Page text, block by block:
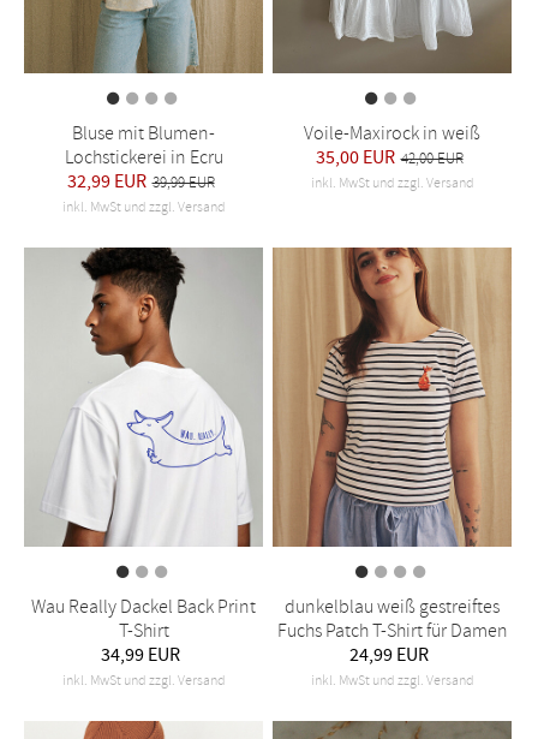
Bluse mit Blumen-
Lochstickerei in Ecru
32,99 EUR 39,99 EUR
inkl. MwSt und zzgl. Versand
Voile-Maxirock in weiß
35,00 EUR 42,00 EUR
inkl. MwSt und zzgl. Versand
Wau Really Dackel Back Print
T-Shirt
34,99 EUR
inkl. MwSt und zzgl. Versand
dunkelblau weiß gestreiftes
Fuchs Patch T-Shirt für Damen
24,99 EUR
inkl. MwSt und zzgl. Versand